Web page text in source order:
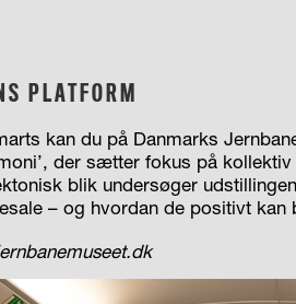
PLATFORM
kan du på Danmarks
der sætter fokus på
blik undersøger
– og hvordan de positivt